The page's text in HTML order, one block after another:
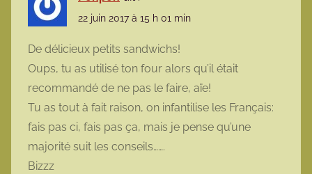
22 juin 2017 à 15 h 01 min
De délicieux petits sandwichs!
Oups, tu as utilisé ton four alors qu’il était
recommandé de ne pas le faire, aïe!
Tu as tout à fait raison, on infantilise les Français:
fais pas ci, fais pas ça, mais je pense qu’une
majorité suit les conseils…….
Bizzz